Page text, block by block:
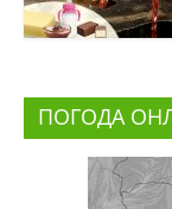
ПОГОДА